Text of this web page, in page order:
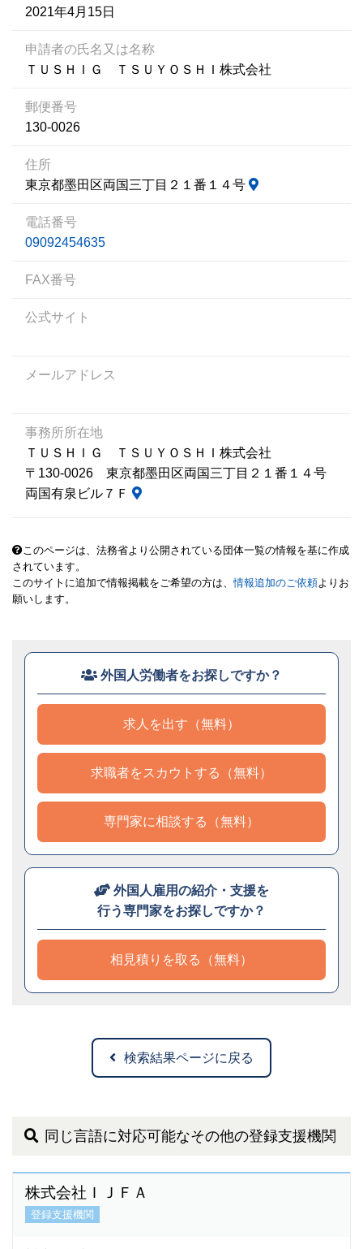
2021年4月15日
申請者の氏名又は名称
ＴＵＳＨＩＧ ＴＳＵＹＯＳＨＩ株式会社
郵便番号
130-0026
住所
東京都墨田区両国三丁目２１番１４号
電話番号
09092454635
FAX番号
公式サイト
メールアドレス
事務所所在地
ＴＵＳＨＩＧ ＴＳＵＹＯＳＨＩ株式会社
〒130-0026 東京都墨田区両国三丁目２１番１４号
両国有泉ビル７Ｆ
このページは、法務省より公開されている団体一覧の情報を基に作成
されています。
このサイトに追加で情報掲載をご希望の方は、情報追加のご依頼よりお
願いします。
外国人労働者をお探しですか？
求人を出す（無料）
求職者をスカウトする（無料）
専門家に相談する（無料）
外国人雇用の紹介・支援を
行う専門家をお探しですか？
相見積りを取る（無料）
検索結果ページに戻る
同じ言語に対応可能なその他の登録支援機関
株式会社ＩＪＦＡ
登録支援機関